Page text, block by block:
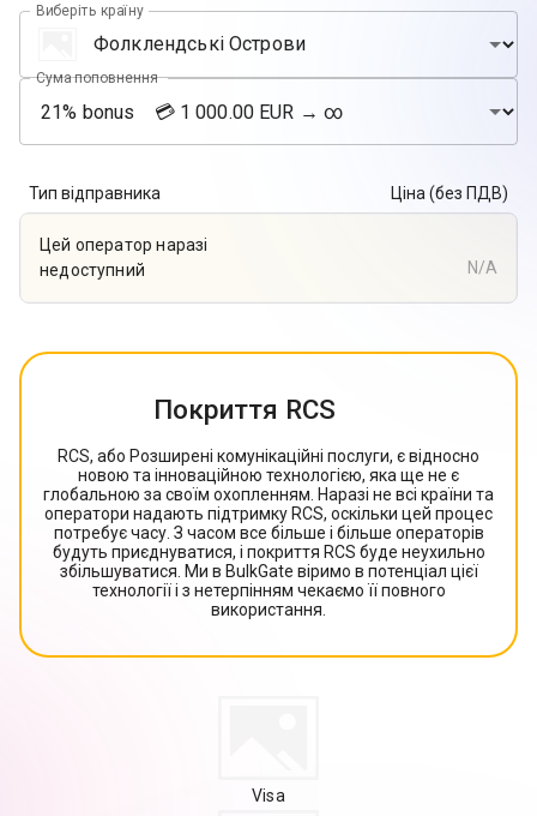
Виберіть країну
Сума поповнення
Тип відправника Ціна (без ПДВ)
Цей оператор наразі
недоступний
N/A
Покриття RCS
RCS, або Розширені комунікаційні послуги, є відносно
новою та інноваційною технологією, яка ще не є
глобальною за своїм охопленням. Наразі не всі країни та
оператори надають підтримку RCS, оскільки цей процес
потребує часу. З часом все більше і більше операторів
будуть приєднуватися, і покриття RCS буде неухильно
збільшуватися. Ми в BulkGate віримо в потенціал цієї
технології і з нетерпінням чекаємо її повного
використання.
Visa